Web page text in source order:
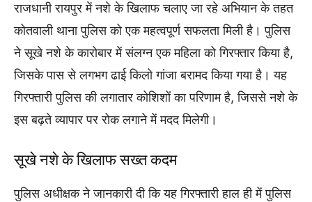
राजधानी रायपुर में नशे के खिलाफ चलाए जा रहे अभियान के तहत
कोतवाली थाना पुलिस को एक महत्वपूर्ण सफलता मिली है। पुलिस
ने सूखे नशे के कारोबार में संलग्न एक महिला को गिरफ्तार किया है,
जिसके पास से लगभग ढाई किलो गांजा बरामद किया गया है। यह
गिरफ्तारी पुलिस की लगातार कोशिशों का परिणाम है, जिससे नशे के
इस बढ़ते व्यापार पर रोक लगाने में मदद मिलेगी।
सूखे नशे के खिलाफ सख्त कदम
पुलिस अधीक्षक ने जानकारी दी कि यह गिरफ्तारी हाल ही में पुलिस